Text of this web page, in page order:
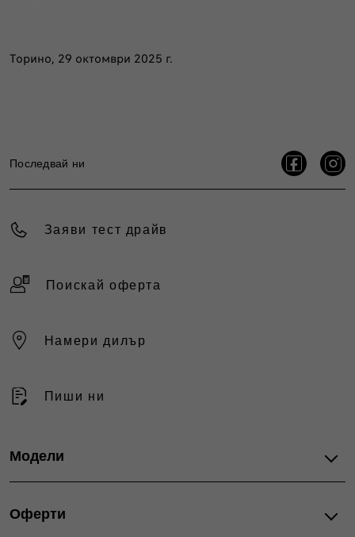
Торино, 29 октомври 2025 г.
Последвай ни
Заяви тест драйв
Поискай оферта
Намери дилър
Пиши ни
Модели
500 Electric
Оферти